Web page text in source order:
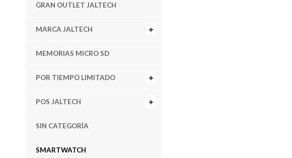
GRAN OUTLET JALTECH
MARCA JALTECH
MEMORIAS MICRO SD
POR TIEMPO LIMITADO
POS JALTECH
SIN CATEGORÍA
SMARTWATCH